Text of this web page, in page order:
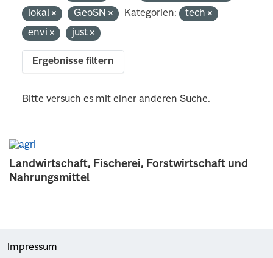
Landwirtschaft, Fischerei, Forstwirtschaft und
Nahrungsmittel
lokal
GeoSN Kategorien:
tech
envi
just
Ergebnisse filtern
Bitte versuch es mit einer anderen Suche.
Impressum